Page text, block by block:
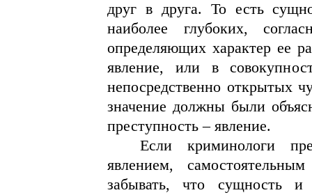
друг в друга. То есть
наиболее глубоких,
определяющих характер ее
явление, или в
непосредственно открытых
значение должны были
преступность – явление.
Если криминологи
явлением,
забывать, что сущность и